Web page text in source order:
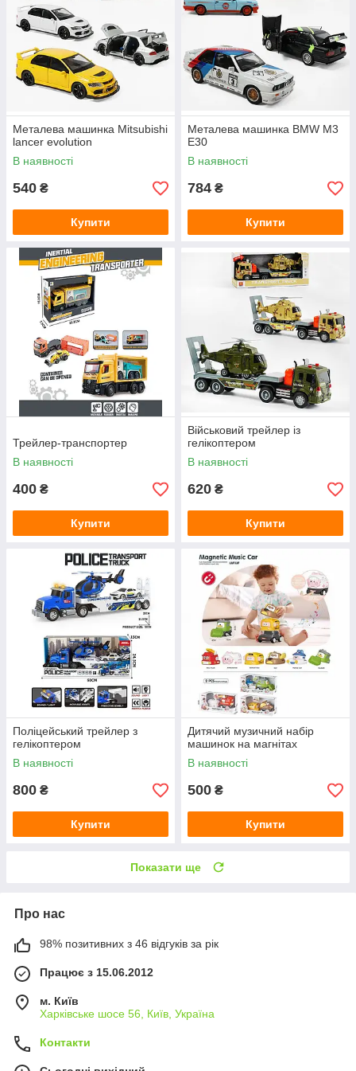
Металева машинка Mitsubishi
lancer evolution
В наявності
540 ₴
Купити
Металева машинка BMW M3
E30
В наявності
784 ₴
Купити
Трейлер-транспортер
В наявності
400 ₴
Купити
Військовий трейлер із
гелікоптером
В наявності
620 ₴
Купити
Поліцейський трейлер з
гелікоптером
В наявності
800 ₴
Купити
Дитячий музичний набір
машинок на магнітах
В наявності
500 ₴
Купити
Показати ще
Про нас
98% позитивних з 46 відгуків за рік
Працює з 15.06.2012
м. Київ
Харківське шосе 56, Київ, Україна
Контакти